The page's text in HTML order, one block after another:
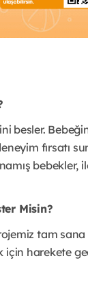
besler.
fırsatı
bebekler,
Misin?
tam sana
harekete